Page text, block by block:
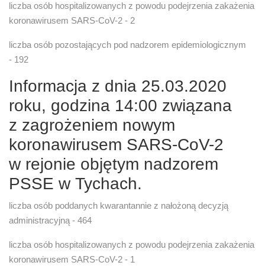
liczba osób hospitalizowanych z powodu podejrzenia zakażenia
koronawirusem SARS-CoV-2 - 2
liczba osób pozostających pod nadzorem epidemiologicznym
- 192
Informacja z dnia 25.03.2020
roku, godzina 14:00 związana
z zagrożeniem nowym
koronawirusem SARS-CoV-2
w rejonie objętym nadzorem
PSSE w Tychach.
liczba osób poddanych kwarantannie z nałożoną decyzją
administracyjną - 464
liczba osób hospitalizowanych z powodu podejrzenia zakażenia
koronawirusem SARS-CoV-2 - 1